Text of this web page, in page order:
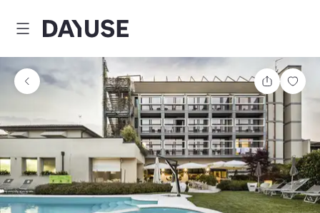
Dayuse
Teilen